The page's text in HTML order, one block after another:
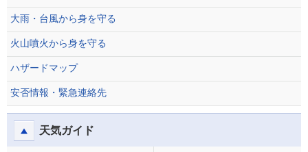
大雨・台風から身を守る
火山噴火から身を守る
ハザードマップ
安否情報・緊急連絡先
天気ガイド